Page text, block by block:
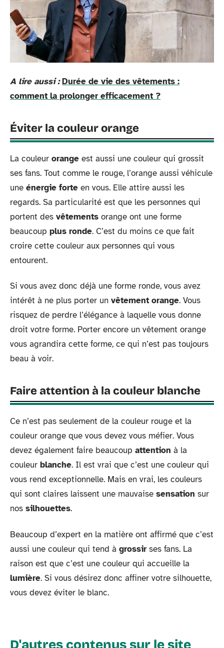
A lire aussi : Durée de vie des vêtements :
comment la prolonger efficacement ?
Éviter la couleur orange
La couleur orange est aussi une couleur qui grossit
ses fans. Tout comme le rouge, l’orange aussi véhicule
une énergie forte en vous. Elle attire aussi les
regards. Sa particularité est que les personnes qui
portent des vêtements orange ont une forme
beaucoup plus ronde. C’est du moins ce que fait
croire cette couleur aux personnes qui vous
entourent.
Si vous avez donc déjà une forme ronde, vous avez
intérêt à ne plus porter un vêtement orange. Vous
risquez de perdre l’élégance à laquelle vous donne
droit votre forme. Porter encore un vêtement orange
vous agrandira cette forme, ce qui n’est pas toujours
beau à voir.
Faire attention à la couleur blanche
Ce n’est pas seulement de la couleur rouge et la
couleur orange que vous devez vous méfier. Vous
devez également faire beaucoup attention à la
couleur blanche. Il est vrai que c’est une couleur qui
vous rend exceptionnelle. Mais en vrai, les couleurs
qui sont claires laissent une mauvaise sensation sur
nos silhouettes.
Beaucoup d’expert en la matière ont affirmé que c’est
aussi une couleur qui tend à grossir ses fans. La
raison est que c’est une couleur qui accueille la
lumière. Si vous désirez donc affiner votre silhouette,
vous devez éviter le blanc.
D'autres contenus sur le site